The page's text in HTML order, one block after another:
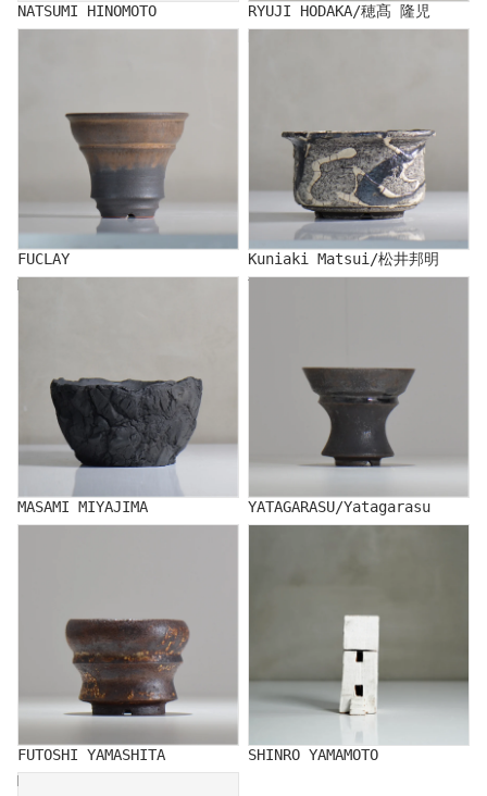
NATSUMI HINOMOTO
RYUJI HODAKA/穂髙 隆児
FUCLAY
Kuniaki Matsui/松井邦明
MASAMI MIYAJIMA
MASAMI MIYAJIMA
YATAGARASU/Yatagarasu
YATAGARASU/Yatagarasu
FUTOSHI YAMASHITA
SHINRO YAMAMOTO
MUTSUMI YAMADA